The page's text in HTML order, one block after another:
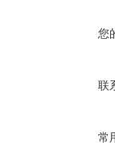
您
联
常